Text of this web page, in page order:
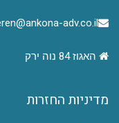
adv.co.il
האגוז 84 נוה ירק
מדיניות החזרות